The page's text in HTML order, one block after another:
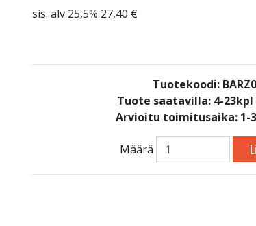
sis. alv 25,5% 27,40 €
Tuotekoodi:
Tuote saatavilla: 4-
Arvioitu toimitusaika: 1-
Määrä